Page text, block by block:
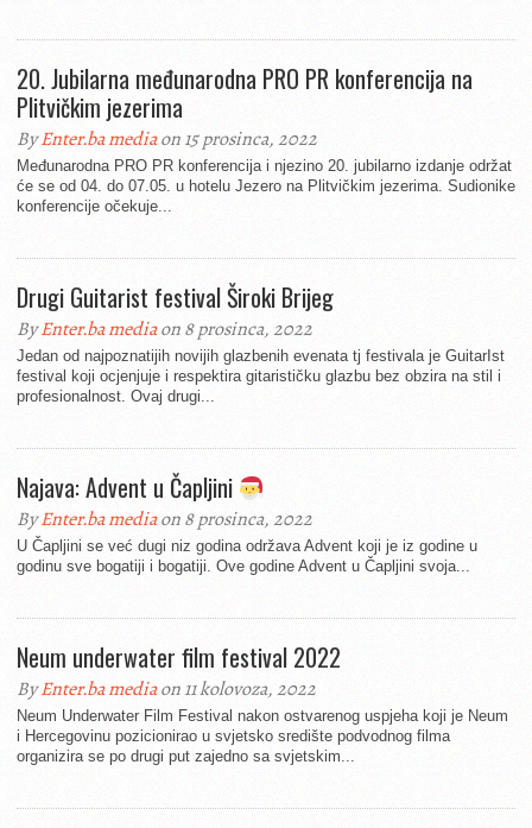
20. Jubilarna međunarodna PRO PR konferencija na
Plitvičkim jezerima
ByEnter.ba mediaon 15 prosinca, 2022
Međunarodna PRO PR konferencija i njezino 20. jubilarno izdanje održat
će se od 04. do 07.05. u hotelu Jezero na Plitvičkim jezerima. Sudionike
konferencije očekuje...
Drugi Guitarist festival Široki Brijeg
ByEnter.ba mediaon 8 prosinca, 2022
Jedan od najpoznatijih novijih glazbenih evenata tj festivala je GuitarIst
festival koji ocjenjuje i respektira gitarističku glazbu bez obzira na stil i
profesionalnost. Ovaj drugi...
Najava: Advent u Čapljini
ByEnter.ba mediaon 8 prosinca, 2022
U Čapljini se već dugi niz godina održava Advent koji je iz godine u
godinu sve bogatiji i bogatiji. Ove godine Advent u Čapljini svoja...
Neum underwater film festival 2022
ByEnter.ba mediaon 11 kolovoza, 2022
Neum Underwater Film Festival nakon ostvarenog uspjeha koji je Neum
i Hercegovinu pozicionirao u svjetsko središte podvodnog filma
organizira se po drugi put zajedno sa svjetskim...